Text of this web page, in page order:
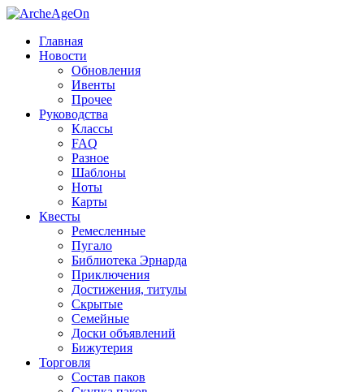
Главная
Новости
Обновления
Ивенты
Прочее
Руководства
Классы
FAQ
Разное
Шаблоны
Ноты
Карты
Квесты
Ремесленные
Пугало
Библиотека Эрнарда
Приключения
Достижения, титулы
Скрытые
Семейные
Доски объявлений
Бижутерия
Торговля
Состав паков